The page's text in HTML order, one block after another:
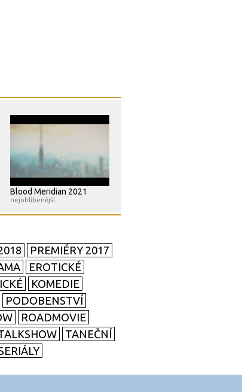
Blood Meridian 2021
nejoblíbenější
PREMIÉRY 2017
EROTICKÉ
KOMEDIE
PODOBENSTVÍ
ROADMOVIE
TANEČNÍ